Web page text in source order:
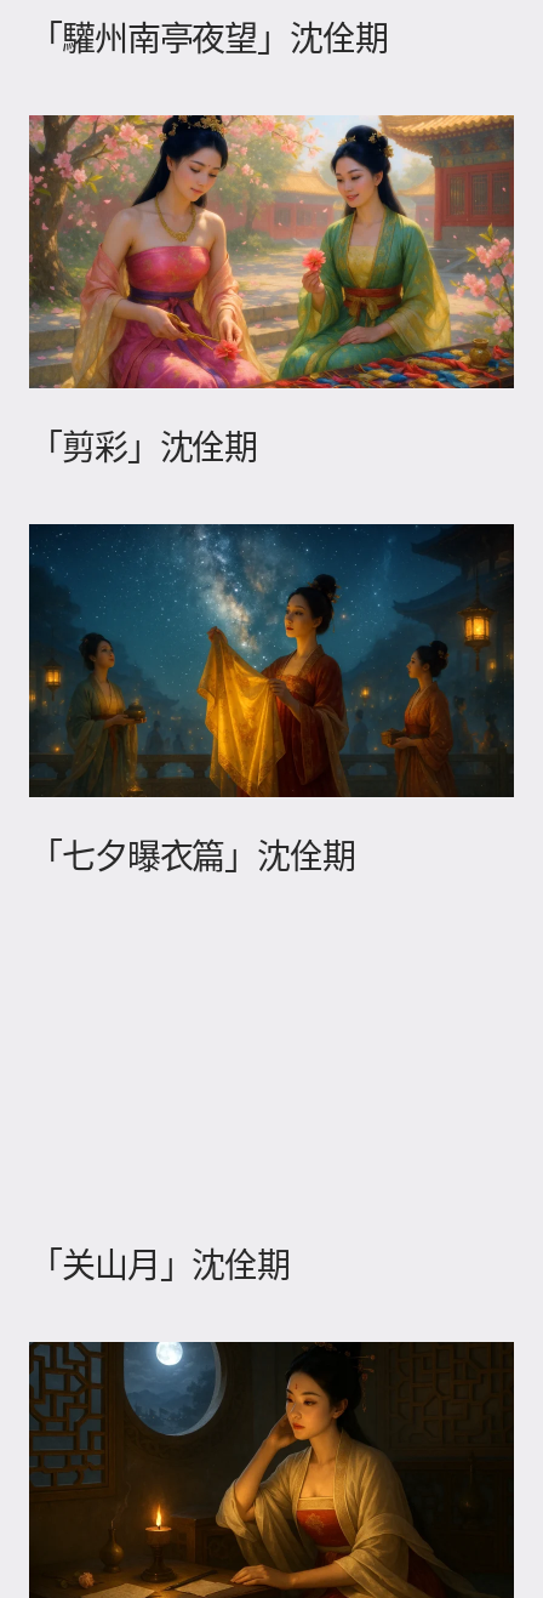
「驩州南亭夜望」沈佺期
「剪彩」沈佺期
「七夕曝衣篇」沈佺期
「关山月」沈佺期